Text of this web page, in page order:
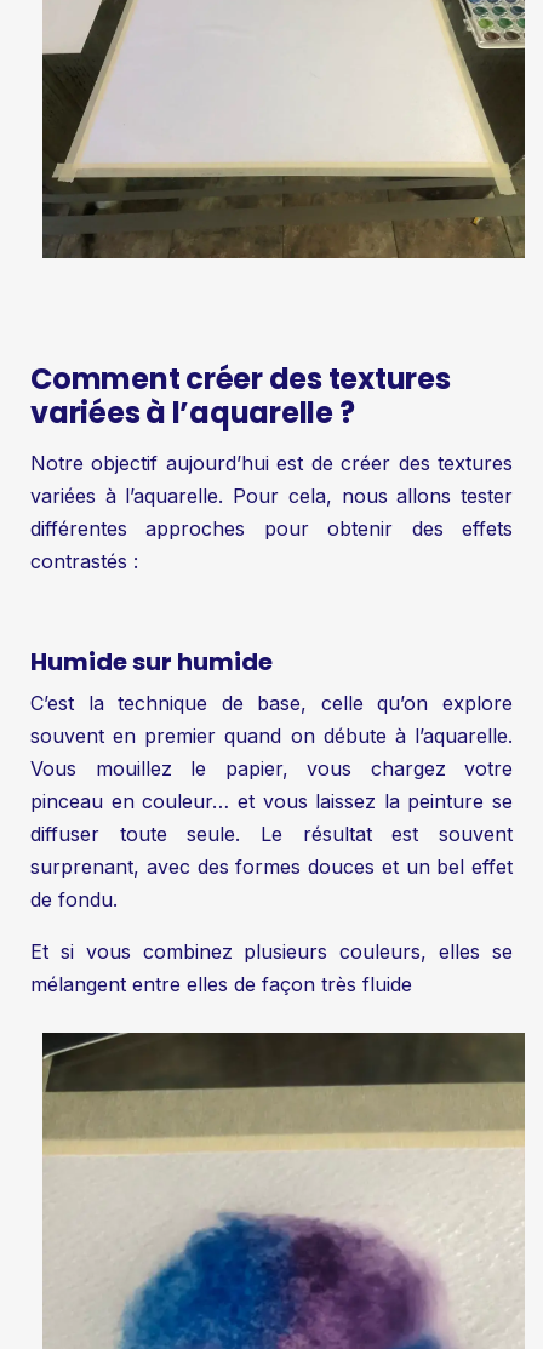
Comment créer des textures
variées à l’aquarelle ?
Notre objectif aujourd’hui est de créer des textures
variées à l’aquarelle. Pour cela, nous allons tester
différentes approches pour obtenir des effets
contrastés :
Humide sur humide
C’est la technique de base, celle qu’on explore
souvent en premier quand on débute à l’aquarelle.
Vous mouillez le papier, vous chargez votre
pinceau en couleur… et vous laissez la peinture se
diffuser toute seule. Le résultat est souvent
surprenant, avec des formes douces et un bel effet
de fondu.
Et si vous combinez plusieurs couleurs, elles se
mélangent entre elles de façon très fluide